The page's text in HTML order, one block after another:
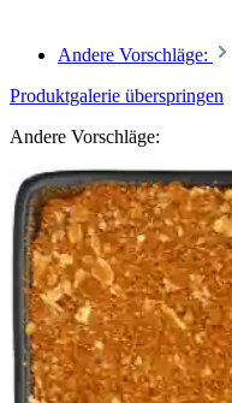
Andere Vorschläge:
Produktgalerie überspringen
Andere Vorschläge: